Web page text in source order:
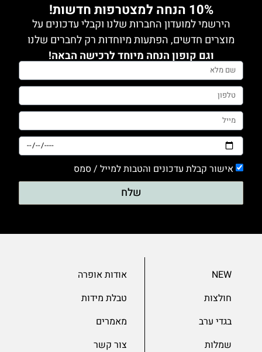
10% הנחה למצטרפות חדשות!
הירשמי למועדון החברות שלנו וקבלי עדכונים על
מוצרים חדשים, הפתעות מיוחדות רק לחברים שלנו
וגם קופון הנחה מיוחד לרכישה הבאה!
אישור קבלת עדכונים והטבות למייל / סמס
שלח
NEW
חולצות
בגדי ערב
שמלות
אודות אופרה
טבלת מידות
מאמרים
צור קשר